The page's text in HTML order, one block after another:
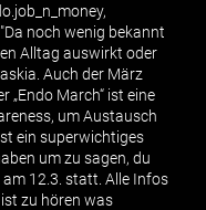
noch wenig bekannt
Alltag auswirkt oder
Auch der März
„Endo March“ ist eine
um Austausch
ein superwichtiges
um zu sagen, du
am 12.3. statt. Alle Infos
zu hören was